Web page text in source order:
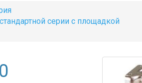
серии с площадкой